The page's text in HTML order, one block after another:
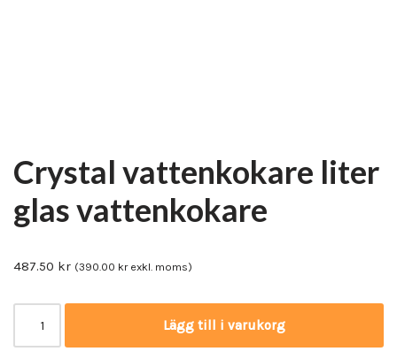
Crystal vattenkokare liter
glas vattenkokare
487.50 kr (390.00 krexkl. moms)
Lägg till i varukorg